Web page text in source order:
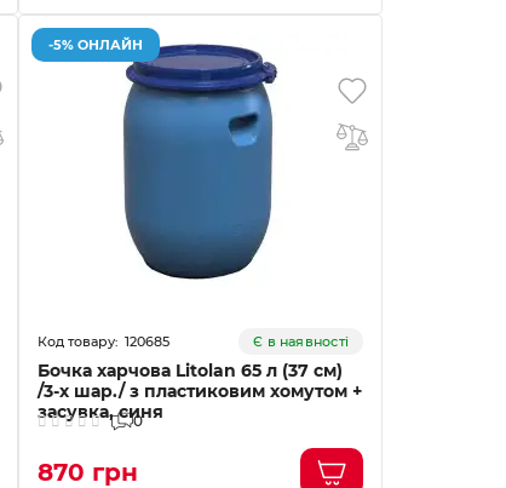
-5% ОНЛАЙН
120685 Є в наявності
Бочка харчова Litolan 65 л (37 см)
/3-х шар./ з пластиковим хомутом +
засувка, синя
0
870 грн